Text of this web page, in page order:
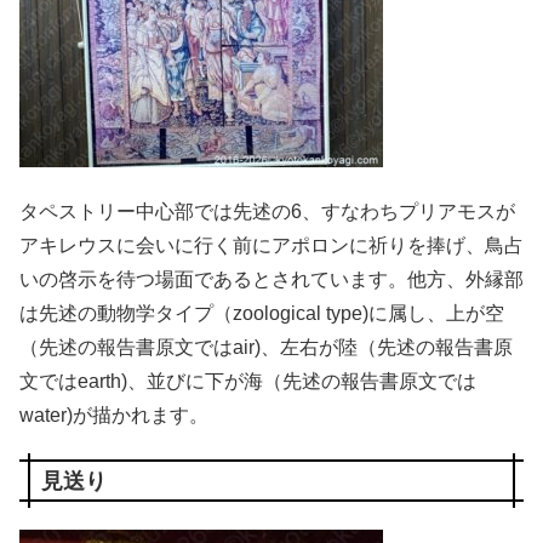
タペストリー中心部では先述の6、すなわちプリアモスが
アキレウスに会いに行く前にアポロンに祈りを捧げ、鳥占
いの啓示を待つ場面であるとされています。他方、外縁部
は先述の動物学タイプ（zoological type)に属し、上が空
（先述の報告書原文ではair)、左右が陸（先述の報告書原
文ではearth)、並びに下が海（先述の報告書原文では
water)が描かれます。
見送り